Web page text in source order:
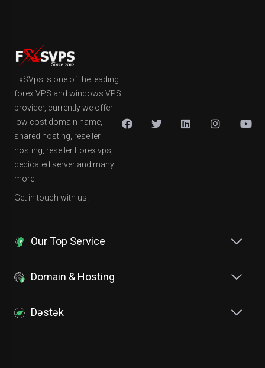
FxSVps is one of the leading
forex VPS and windows VPS
provider, currently we offer
low cost domain name,
shared hosting, reseller
hosting, reseller Forex vps,
dedicated server and many
more.
Get in touch with us!
Our Top Service
Domain & Hosting
Dəstək